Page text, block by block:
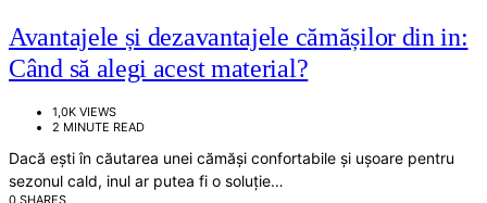
Avantajele și dezavantajele cămășilor din in:
Când să alegi acest material?
1,0K VIEWS
2 MINUTE READ
Dacă ești în căutarea unei cămăși confortabile și ușoare pentru
sezonul cald, inul ar putea fi o soluție…